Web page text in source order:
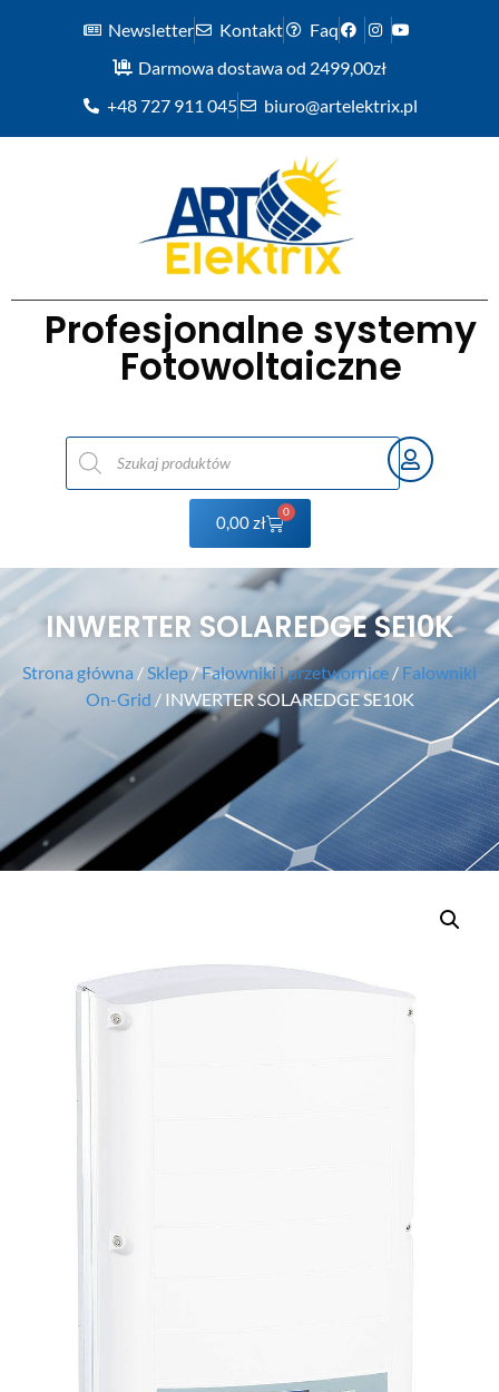
Newsletter Kontakt
Faq
Darmowa dostawa od 2499,00zł
+48 727 911 045
biuro@artelektrix.pl
Profesjonalne systemy
Fotowoltaiczne
0,00zł
0
INWERTER SOLAREDGE SE10K
Strona główna / Sklep/Falowniki i przetwornice / Falowniki
On-Grid / INWERTER SOLAREDGE SE10K